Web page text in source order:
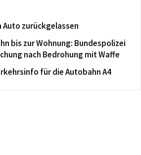
Auto zurückgelassen
bis zur Wohnung: Bundespolizei
nach Bedrohung mit Waffe
für die Autobahn A4